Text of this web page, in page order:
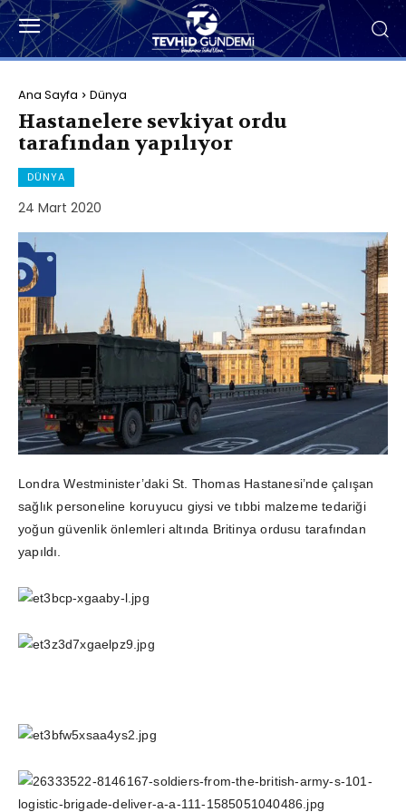
Ana Sayfa Dünya
Hastanelere sevkiyat ordu
tarafından yapılıyor
DÜNYA
24 Mart 2020
Londra Westminister’daki St. Thomas Hastanesi’nde çalışan
sağlık personeline koruyucu giysi ve tıbbi malzeme tedariği
yoğun güvenlik önlemleri altında Britinya ordusu tarafından
yapıldı.